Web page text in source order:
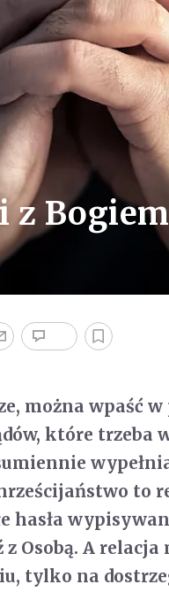
z Bogiem
można wpaść
które trzeba
to
hasła
z Osobą. A
tylko na